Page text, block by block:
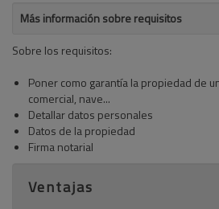
Más información sobre requisitos
Sobre los requisitos:
Poner como garantía la propiedad de
comercial, nave...
Detallar datos personales
Datos de la propiedad
Firma notarial
Ventajas